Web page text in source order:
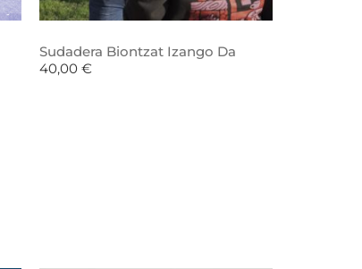
Sudadera Biontzat Izango Da
40,00 €